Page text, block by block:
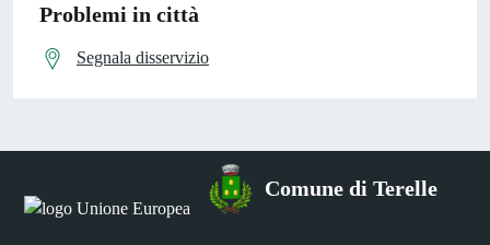
Problemi in città
Segnala disservizio
Comune di Terelle